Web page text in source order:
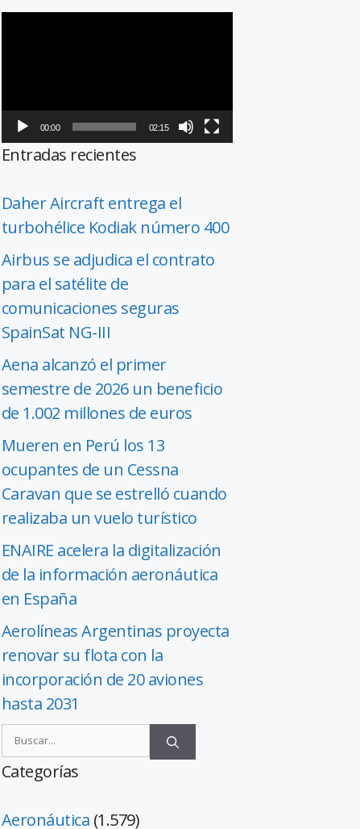
00:00 02:15
Entradas recientes
Daher Aircraft entrega el
turbohélice Kodiak número 400
Airbus se adjudica el contrato
para el satélite de
comunicaciones seguras
SpainSat NG-III
Aena alcanzó el primer
semestre de 2026 un beneficio
de 1.002 millones de euros
Mueren en Perú los 13
ocupantes de un Cessna
Caravan que se estrelló cuando
realizaba un vuelo turístico
ENAIRE acelera la digitalización
de la información aeronáutica
en España
Aerolíneas Argentinas proyecta
renovar su flota con la
incorporación de 20 aviones
hasta 2031
Categorías
Aeronáutica (1.579)